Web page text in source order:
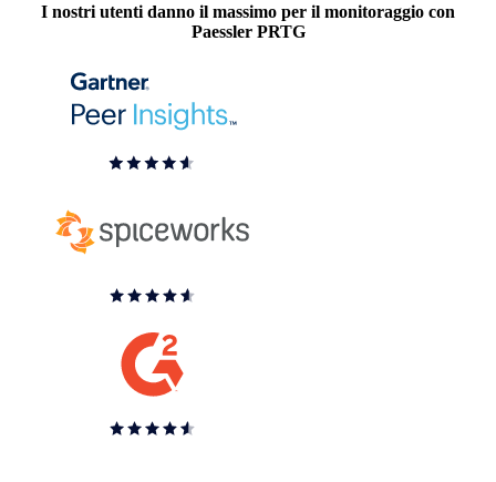
I nostri utenti danno il massimo per il monitoraggio con
Paessler PRTG